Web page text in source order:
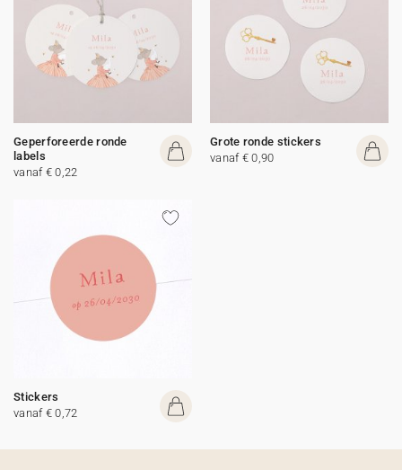
Geperforeerde ronde
labels
vanaf € 0,22
Grote ronde stickers
vanaf € 0,90
Stickers
vanaf € 0,72